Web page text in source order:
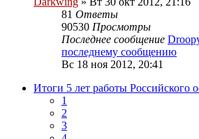
81 Ответы
90530 Просмотры
Последнее сообщение
последнему сообщению
Вс 18 ноя 2012, 20:41
Итоги 5 лет работы Российского
1
2
3